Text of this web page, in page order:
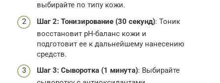
выбирайте по типу кожи.
Шаг 2: Тонизирование (30 секунд): Тоник
восстановит pH-баланс кожи и
подготовит ее к дальнейшему нанесению
средств.
Шаг 3: Сыворотка (1 минута): Выбирайте